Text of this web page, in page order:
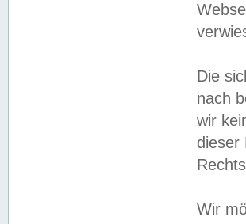
Die
nach
wir
dieser
Wir